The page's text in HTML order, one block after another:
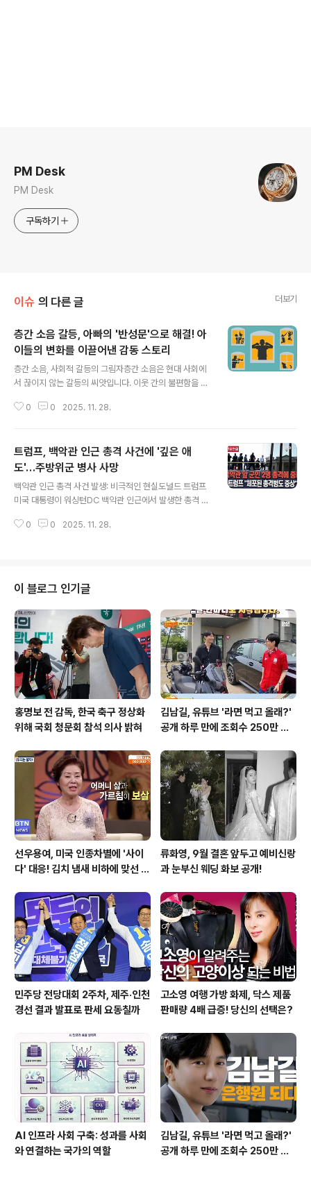
PM Desk
PM Desk
구독하기
이슈 의 다른 글 더보기
층간 소음 갈등, 아빠의 '반성문'으로 해결! 아
이들의 변화를 이끌어낸 감동 스토리
층간 소음, 사회적 갈등의 그림자층간 소음은 현대 사회에
서 끊이지 않는 갈등의 씨앗입니다. 이웃 간의 불편함을 넘
서는 이러한 층간 소음 문제를 겪고, 이를 해결하기 위해 노
끼를 잡은 아버지의 따뜻한 이야기에 귀 기울여 보세요. 아
빠의 '반성문', 진심이 담긴 사과주인공 A씨는 층간 소음 문
제로 아랫집 할머니와 갈등을 겪었습니다. 그는 아이들을
제대로 교육하지 못한 자신의 잘못을 인정하고, 아이들 앞
사과문을 넘어, 아이들에게 자신의 잘못을 깨닫게 하고 책
0 0 2025. 11. 28.
트럼프, 백악관 인근 총격 사건에 '깊은 애
도'…주방위군 병사 사망
백악관 인근 총격 사건 발생: 비극적인 현실도널드 트럼프
미국 대통령이 워싱턴DC 백악관 인근에서 발생한 총격 사
군 병사 2명 중 1명이 사망하는 안타까운 상황이 발생했습
트럼프 대통령은 사망한 주방위군 병사 새라 벡스트롬(20·
여)에 대해 “끔찍한 일”이라며 애도의 뜻을 전했습니다. 그
는 벡스트롬을 “매우 존경받고 훌륭한 인물”이었다고 칭하
며, 그녀의 죽음을 안타까워했습니다. 벡스트롬은 모든 면
에서 뛰어난 인재였다는 트럼프 대통령의 언급은 그녀의
갑작스러운 죽음이 더욱 안타까움을 ..
0 0 2025. 11. 28.
이 블로그 인기글
홍명보 전 감독, 한국 축구 정상화
위해 국회 청문회 참석 의사 밝혀
김남길, 유튜브 '라면 먹고 올래?'
공개 하루 만에 조회수 250만 돌
선우용여, 미국 인종차별에 '사이
다' 대응! 김치 냄새 비하에 맞선 통
류화영, 9월 결혼 앞두고 예비신랑
과 눈부신 웨딩 화보 공개!
민주당 전당대회 2주차, 제주·인천
경선 결과 발표로 판세 요동칠까
고소영 여행 가방 화제, 닥스 제품
판매량 4배 급증! 당신의 선택은?
AI 인프라 사회 구축: 성과를 사회
와 연결하는 국가의 역할
김남길, 유튜브 '라면 먹고 올래?'
공개 하루 만에 조회수 250만 돌